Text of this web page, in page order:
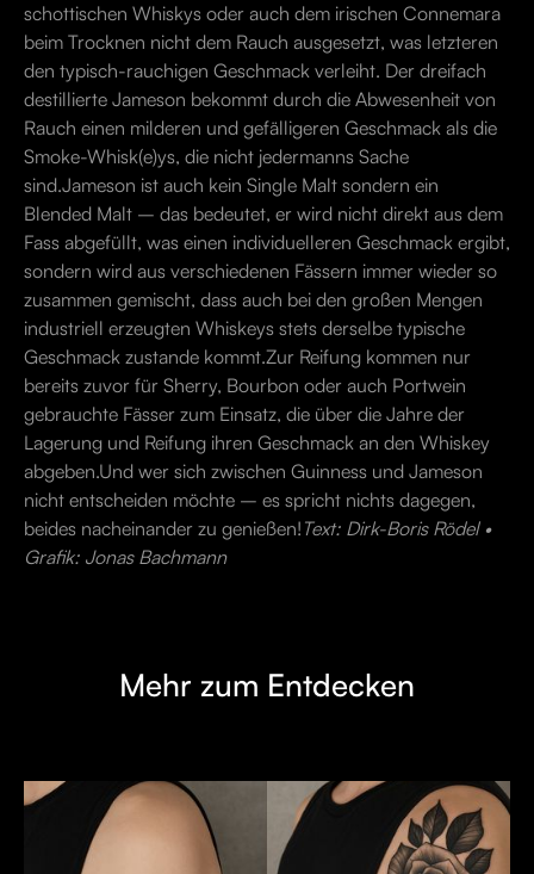
schottischen Whiskys oder auch dem irischen Connemara
beim Trocknen nicht dem Rauch ausgesetzt, was letzteren
den typisch-rauchigen Geschmack verleiht. Der dreifach
destillierte Jameson bekommt durch die Abwesenheit von
Rauch einen milderen und gefälligeren Geschmack als die
Smoke-Whisk(e)ys, die nicht jedermanns Sache
sind.Jameson ist auch kein Single Malt sondern ein
Blended Malt – das bedeutet, er wird nicht direkt aus dem
Fass abgefüllt, was einen individuelleren Geschmack ergibt,
sondern wird aus verschiedenen Fässern immer wieder so
zusammen gemischt, dass auch bei den großen Mengen
industriell erzeugten Whiskeys stets derselbe typische
Geschmack zustande kommt.Zur Reifung kommen nur
bereits zuvor für Sherry, Bourbon oder auch Portwein
gebrauchte Fässer zum Einsatz, die über die Jahre der
Lagerung und Reifung ihren Geschmack an den Whiskey
abgeben.Und wer sich zwischen Guinness und Jameson
nicht entscheiden möchte – es spricht nichts dagegen,
beides nacheinander zu genießen! Text: Dirk-Boris Rödel •
Grafik: Jonas Bachmann
Mehr zum Entdecken